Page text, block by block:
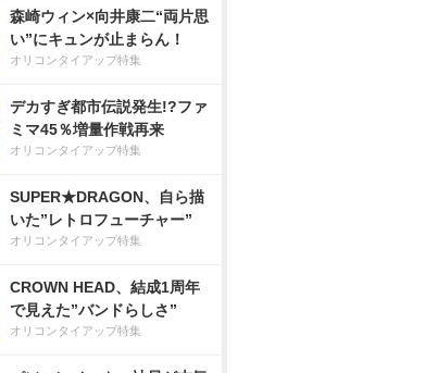
森崎ウィン×向井康二“両片思
い”にキュンが止まらん！
オリコンタイアップ特集
デカすぎ都市伝説発生!?ファ
ミマ45％増量作戦再来
オリコンタイアップ特集
SUPER★DRAGON、自ら描
いた”レトロフューチャー”
オリコンタイアップ特集
CROWN HEAD、結成1周年
で見えた”バンドらしさ”
オリコンタイアップ特集